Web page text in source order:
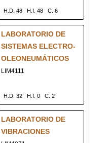
H.D. 48 H.I. 48 C. 6
LABORATORIO DE
SISTEMAS ELECTRO-
OLEONEUMÁTICOS
LIM4111
H.D. 32 H.I. 0 C. 2
LABORATORIO DE
VIBRACIONES